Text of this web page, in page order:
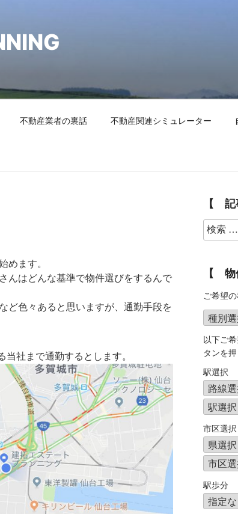
不動産業者の裏話 不動産関連シミュレーター
めます。
んはどんな基準で物件選びをするんで
ど色々あると思いますが、通勤手段を
社まで通勤するとします。
【 記
【 物
ご希望
以下ご
タンを
駅選択
市区選択
駅歩分